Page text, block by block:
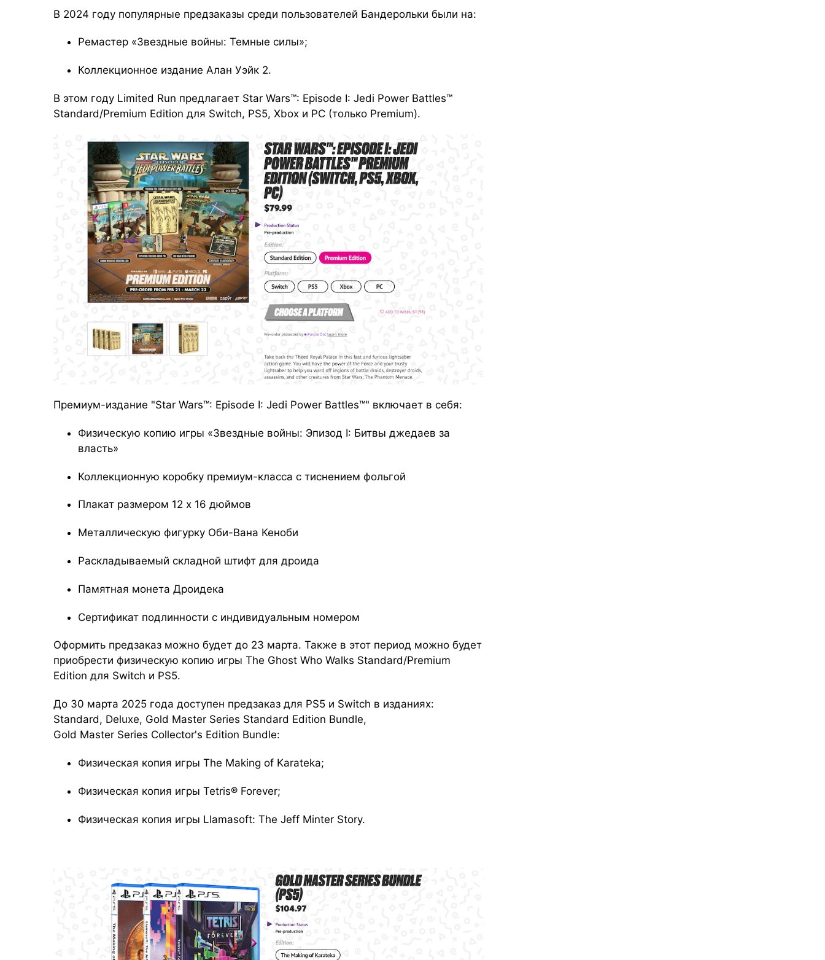
В 2024 году популярные предзаказы среди пользователей Бандерольки были на:
Ремастер «Звездные войны: Темные силы»;
Коллекционное издание Алан Уэйк 2.
В этом году Limited Run предлагает Star Wars™: Episode I: Jedi Power Battles™
Standard/Premium Edition для Switch, PS5, Xbox и PC (только Premium).
Премиум-издание "Star Wars™: Episode I: Jedi Power Battles™" включает в себя:
Физическую копию игры «Звездные войны: Эпизод I: Битвы джедаев за
власть»
Коллекционную коробку премиум-класса с тиснением фольгой
Плакат размером 12 x 16 дюймов
Металлическую фигурку Оби-Вана Кеноби
Раскладываемый складной штифт для дроида
Памятная монета Дроидека
Сертификат подлинности с индивидуальным номером
Оформить предзаказ можно будет до 23 марта. Также в этот период можно будет
приобрести физическую копию игры The Ghost Who Walks Standard/Premium
Edition для Switch и PS5.
До 30 марта 2025 года доступен предзаказ для PS5 и Switch в изданиях:
Standard, Deluxe, Gold Master Series Standard Edition Bundle,
Gold Master Series Collector's Edition Bundle:
Физическая копия игры The Making of Karateka;
Физическая копия игры Tetris® Forever;
Физическая копия игры Llamasoft: The Jeff Minter Story.